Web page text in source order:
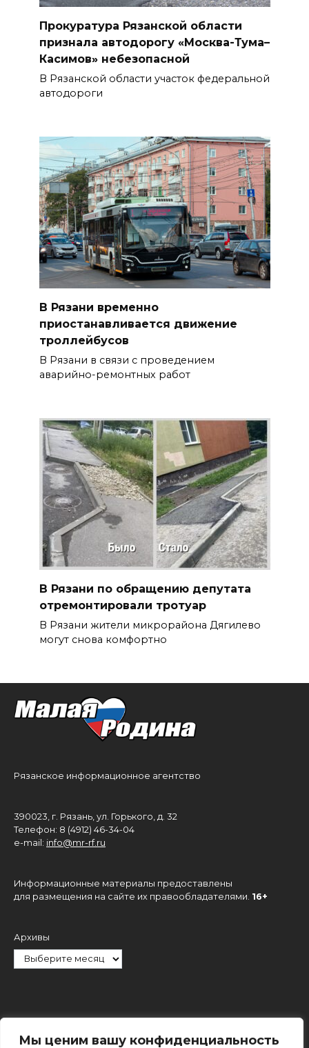
Мы ценим вашу конфиденциальность
Прокуратура Рязанской области
признала автодорогу «Москва-Тума–
Касимов» небезопасной
В Рязанской области участок федеральной
автодороги
В Рязани временно
приостанавливается движение
троллейбусов
В Рязани в связи с проведением
аварийно-ремонтных работ
В Рязани по обращению депутата
отремонтировали тротуар
В Рязани жители микрорайона Дягилево
могут снова комфортно
Рязанское информационное агентство
390023, г. Рязань, ул. Горького, д. 32
Телефон: 8 (4912) 46-34-04
e-mail: info@mr-rf.ru
Информационные материалы предоставлены
для размещения на сайте их правообладателями. 16+
Архивы